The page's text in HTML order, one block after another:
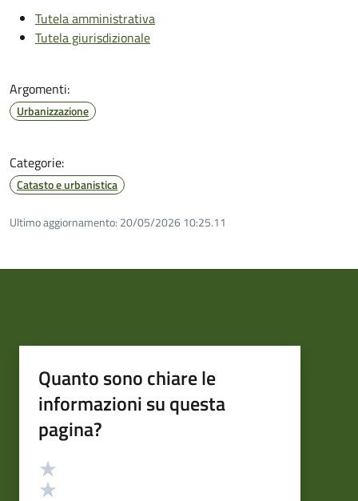
Tutela amministrativa
Tutela giurisdizionale
Argomenti:
Urbanizzazione
Categorie:
Catasto e urbanistica
Ultimo aggiornamento: 20/05/2026 10:25.11
Quanto sono chiare le
informazioni su questa
pagina?
Valutazione